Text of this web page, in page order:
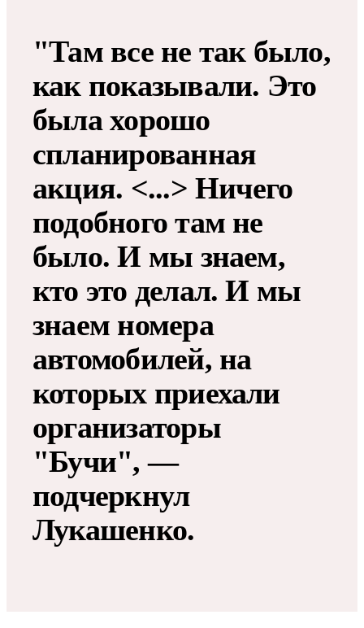
"Там все не так было,
как показывали. Это
была хорошо
спланированная
акция. <...> Ничего
подобного там не
было. И мы знаем,
кто это делал. И мы
знаем номера
автомобилей, на
которых приехали
организаторы
"Бучи", —
подчеркнул
Лукашенко.